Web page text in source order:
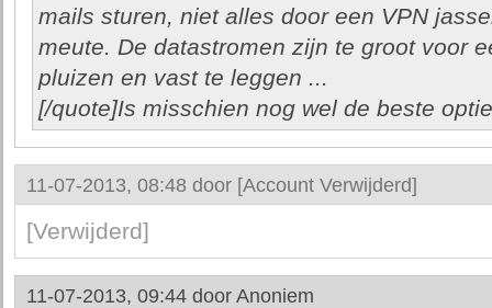
mails sturen, niet alles door een VPN
meute. De datastromen zijn te groot voor
pluizen en vast te leggen ...
[/quote]Is misschien nog wel de beste
11-07-2013, 08:48 door [Account Verwijderd]
[Verwijderd]
11-07-2013, 09:44 door Anoniem